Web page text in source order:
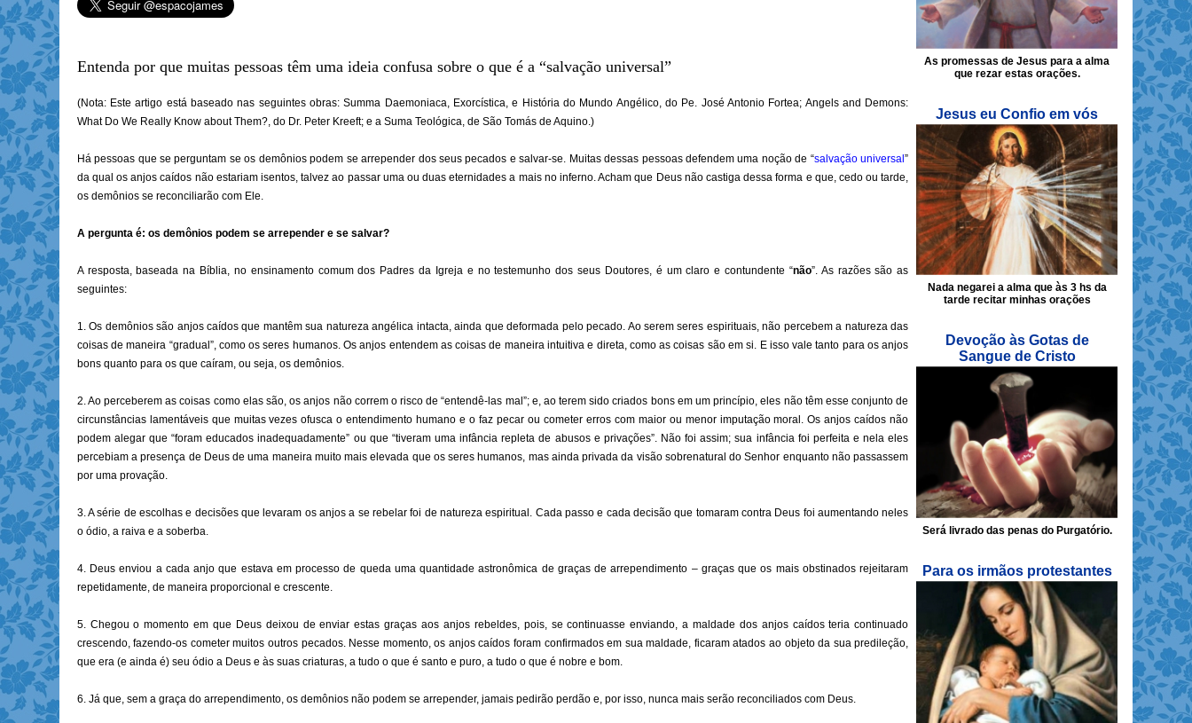
Entenda por que muitas pessoas têm uma ideia confusa sobre o que é a “salvação universal”
(Nota: Este artigo está baseado nas seguintes obras: Summa Daemoniaca, Exorcística, e História do Mundo Angélico, do Pe. José Antonio Fortea; Angels and Demons:
What Do We Really Know about Them?, do Dr. Peter Kreeft; e a Suma Teológica, de São Tomás de Aquino.)
Há pessoas que se perguntam se os demônios podem se arrepender dos seus pecados e salvar-se. Muitas dessas pessoas defendem uma noção de “salvação universal”
da qual os anjos caídos não estariam isentos, talvez ao passar uma ou duas eternidades a mais no inferno. Acham que Deus não castiga dessa forma e que, cedo ou tarde,
os demônios se reconciliarão com Ele.
A pergunta é: os demônios podem se arrepender e se salvar?
A resposta, baseada na Bíblia, no ensinamento comum dos Padres da Igreja e no testemunho dos seus Doutores, é um claro e contundente “não”. As razões são as
seguintes:
1. Os demônios são anjos caídos que mantêm sua natureza angélica intacta, ainda que deformada pelo pecado. Ao serem seres espirituais, não percebem a natureza das
coisas de maneira “gradual”, como os seres humanos. Os anjos entendem as coisas de maneira intuitiva e direta, como as coisas são em si. E isso vale tanto para os anjos
bons quanto para os que caíram, ou seja, os demônios.
2. Ao perceberem as coisas como elas são, os anjos não correm o risco de “entendê-las mal”; e, ao terem sido criados bons em um princípio, eles não têm esse conjunto de
circunstâncias lamentáveis que muitas vezes ofusca o entendimento humano e o faz pecar ou cometer erros com maior ou menor imputação moral. Os anjos caídos não
podem alegar que “foram educados inadequadamente” ou que “tiveram uma infância repleta de abusos e privações”. Não foi assim; sua infância foi perfeita e nela eles
percebiam a presença de Deus de uma maneira muito mais elevada que os seres humanos, mas ainda privada da visão sobrenatural do Senhor enquanto não passassem
por uma provação.
3. A série de escolhas e decisões que levaram os anjos a se rebelar foi de natureza espiritual. Cada passo e cada decisão que tomaram contra Deus foi aumentando neles
o ódio, a raiva e a soberba.
4. Deus enviou a cada anjo que estava em processo de queda uma quantidade astronômica de graças de arrependimento – graças que os mais obstinados rejeitaram
repetidamente, de maneira proporcional e crescente.
5. Chegou o momento em que Deus deixou de enviar estas graças aos anjos rebeldes, pois, se continuasse enviando, a maldade dos anjos caídos teria continuado
crescendo, fazendo-os cometer muitos outros pecados. Nesse momento, os anjos caídos foram confirmados em sua maldade, ficaram atados ao objeto da sua predileção,
que era (e ainda é) seu ódio a Deus e às suas criaturas, a tudo o que é santo e puro, a tudo o que é nobre e bom.
6. Já que, sem a graça do arrependimento, os demônios não podem se arrepender, jamais pedirão perdão e, por isso, nunca mais serão reconciliados com Deus.
As promessas de Jesus para a alma
que rezar estas orações.
Jesus eu Confio em vós
Nada negarei a alma que às 3 hs da
tarde recitar minhas orações
Devoção às Gotas de
Sangue de Cristo
Será livrado das penas do Purgatório.
Para os irmãos protestantes